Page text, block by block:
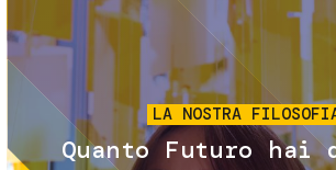
Immagine
LA NOSTRA
Quanto Futuro hai